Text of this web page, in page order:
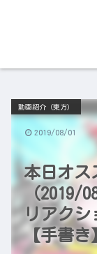
本日オス
（2019/
リアク
【手書き
動画紹介（東方）
2019/08/01